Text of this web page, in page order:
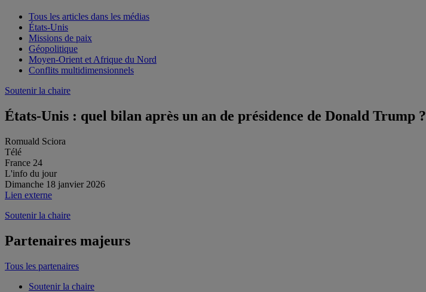
Tous les articles dans les médias
États-Unis
Missions de paix
Géopolitique
Moyen-Orient et Afrique du Nord
Conflits multidimensionnels
Soutenir la chaire
États-Unis : quel bilan après un an de présidence de Donald Trump ?
Romuald Sciora
Télé
France 24
L'info du jour
Dimanche 18 janvier 2026
Lien externe
Soutenir la chaire
Partenaires majeurs
Tous les partenaires
Soutenir la chaire